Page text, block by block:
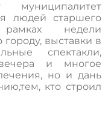
муниципалитет
людей старшего
недели
выставки в
спектакли,
и многое
но и дань
кто строил